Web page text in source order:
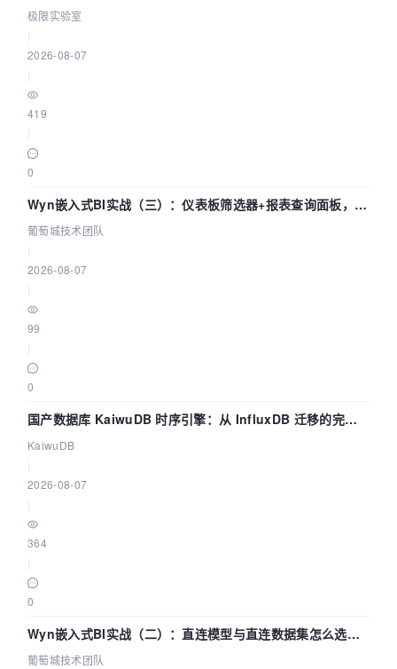
极限实验室
2026-08-07
419
0
Wyn嵌入式BI实战（三）：仪表板筛选器+报表查询面板，参
数联动全闭环
葡萄城技术团队
2026-08-07
99
0
国产数据库 KaiwuDB 时序引擎：从 InfluxDB 迁移的完整
技术路径
KaiwuDB
2026-08-07
364
0
Wyn嵌入式BI实战（二）：直连模型与直连数据集怎么选，
参数为什么不生效？| 葡萄城技术团队
葡萄城技术团队